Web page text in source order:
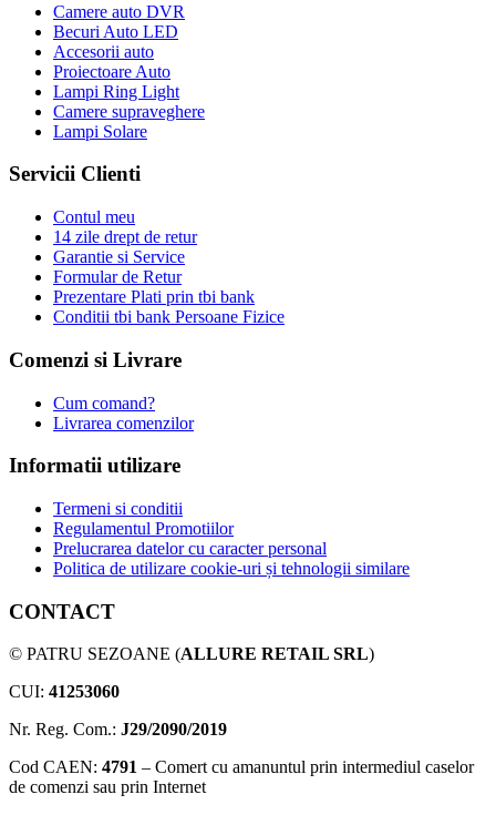
Camere auto DVR
Becuri Auto LED
Accesorii auto
Proiectoare Auto
Lampi Ring Light
Camere supraveghere
Lampi Solare
Servicii Clienti
Contul meu
14 zile drept de retur
Garantie si Service
Formular de Retur
Prezentare Plati prin tbi bank
Conditii tbi bank Persoane Fizice
Comenzi si Livrare
Cum comand?
Livrarea comenzilor
Informatii utilizare
Termeni si conditii
Regulamentul Promotiilor
Prelucrarea datelor cu caracter personal
Politica de utilizare cookie-uri și tehnologii similare
CONTACT
© PATRU SEZOANE (ALLURE RETAIL SRL)
CUI: 41253060
Nr. Reg. Com.: J29/2090/2019
Cod CAEN: 4791 – Comert cu amanuntul prin intermediul caselor
de comenzi sau prin Internet